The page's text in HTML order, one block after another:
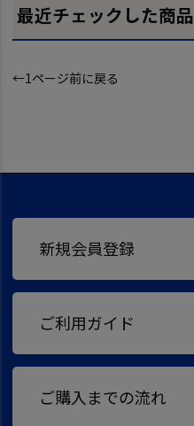
最近チェックした商品
←1ページ前に戻る
新規会員登録
ご利用ガイド
ご購入までの流れ